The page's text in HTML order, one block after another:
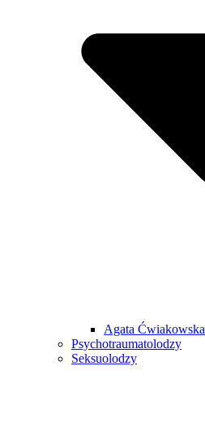
Agata Ćwiakowska
Psychotraumatolodzy
Seksuolodzy